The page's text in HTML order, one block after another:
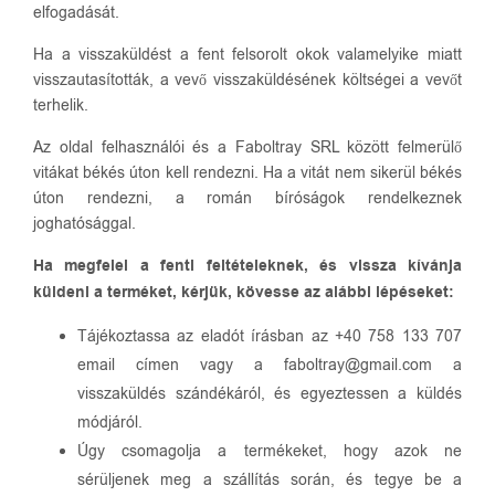
elfogadását.
Ha a visszaküldést a fent felsorolt okok valamelyike miatt
visszautasították, a vevő visszaküldésének költségei a vevőt
terhelik.
Az oldal felhasználói és a Faboltray SRL között felmerülő
vitákat békés úton kell rendezni. Ha a vitát nem sikerül békés
úton rendezni, a román bíróságok rendelkeznek
joghatósággal.
Ha megfelel a fenti feltételeknek, és vissza kívánja
küldeni a terméket, kérjük, kövesse az alábbi lépéseket:
Tájékoztassa az eladót írásban az +40 758 133 707
email címen vagy a faboltray@gmail.com a
visszaküldés szándékáról, és egyeztessen a küldés
módjáról.
Úgy csomagolja a termékeket, hogy azok ne
sérüljenek meg a szállítás során, és tegye be a